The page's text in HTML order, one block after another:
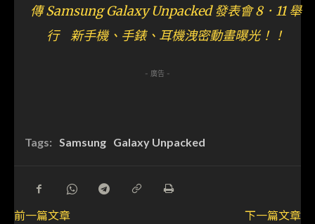
傳 Samsung Galaxy Unpacked 發表會 8．11 舉
行 新手機、手錶、耳機洩密動畫曝光！！
- 廣告 -
Tags: Samsung Galaxy Unpacked
前一篇文章
下一篇文章